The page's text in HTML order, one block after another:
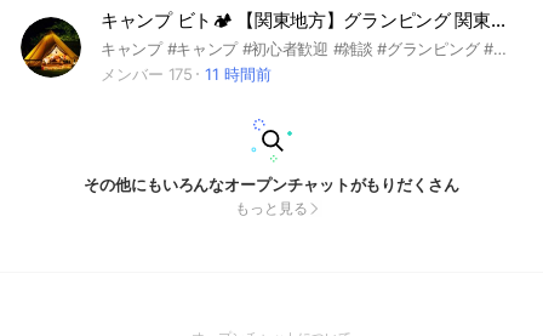
キャンプ ビト🏕 【関東地方】グランピング 関東地方 関東 茨城 栃木 群馬 埼玉 千葉 東京
キャンプ #キャンプ #初心者歓迎 #雑談 #グランピング #テント #タープ #シュラフ #ランタン #焚き火 #アウトドア #関東地方 #関東 #茨城 #栃木 #群馬 #埼玉 #千葉 #東京 #神奈川
メンバー 175
11 時間前
その他にもいろんなオープンチャットがもりだくさん
もっと見る